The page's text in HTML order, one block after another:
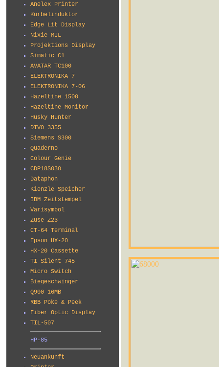
Anelex Printer
Kurbelinduktor
Edge Lit Display
Nixie MIL
Projektions Display
Simatic C1
AVATAR TC100
ELEKTRONIKA 7
ELEKTRONIKA 7-06
Hazeltine 1500
Hazeltine Monitor
Husky Hunter
DIVO 3355
Siemens S300
Quaderno
Colour Genie
CDP18S030
Dataphon
Kienzle Speicher
IBM Zeitstempel
Varisymbol
Zuse Z23
CT-64 Terminal
Epson HX-20
HX-20 Cassette
TI Silent 745
Micro Switch
Biegeschwinger
Q900 16MB
RBB Poke & Peek
Fiber Optic Display
TIL-507
HP-85
Neuankunft